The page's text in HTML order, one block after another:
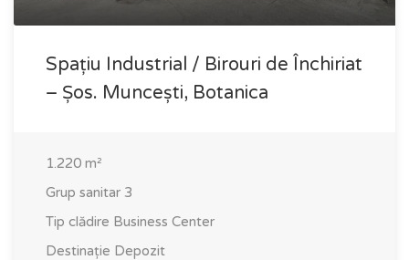
Spațiu Industrial / Birouri de Închiriat
– Șos. Muncești, Botanica
1.220 m²
Grup sanitar 3
Tip clădire Business Center
Destinație Depozit